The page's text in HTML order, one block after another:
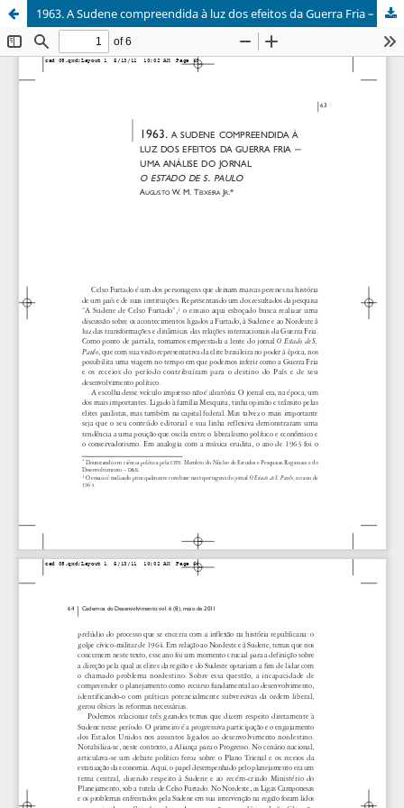
1963. A Sudene compreendida à luz dos efeitos da Guerra Fria – uma análise do jornal O Estado de S. Paulo